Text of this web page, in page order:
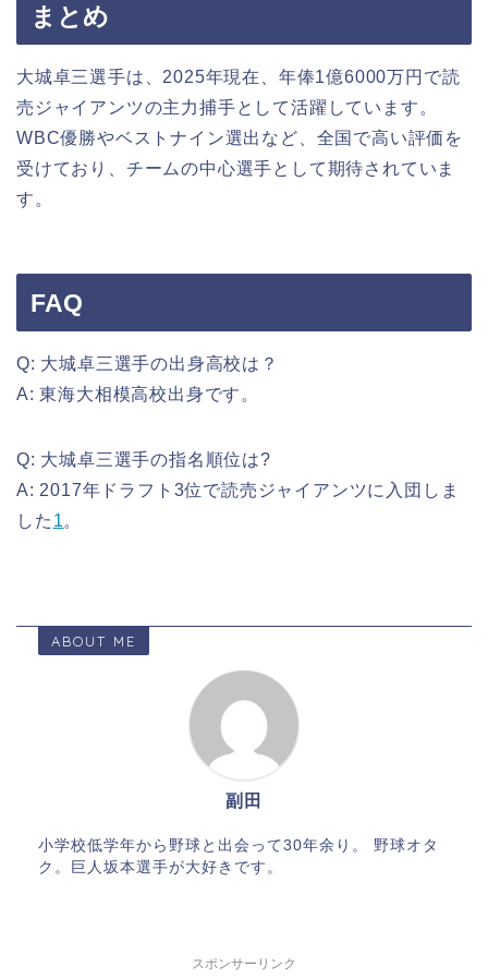
まとめ
大城卓三選手は、2025年現在、年俸1億6000万円で読
売ジャイアンツの主力捕手として活躍しています。
WBC優勝やベストナイン選出など、全国で高い評価を
受けており、チームの中心選手として期待されていま
す。
FAQ
Q: 大城卓三選手の出身高校は？
A: 東海大相模高校出身です。
Q: 大城卓三選手の指名順位は?
A: 2017年ドラフト3位で読売ジャイアンツに入団しま
した 1。
ABOUT ME
副田
小学校低学年から野球と出会って30年余り。 野球オタ
ク。巨人坂本選手が大好きです。
スポンサーリンク